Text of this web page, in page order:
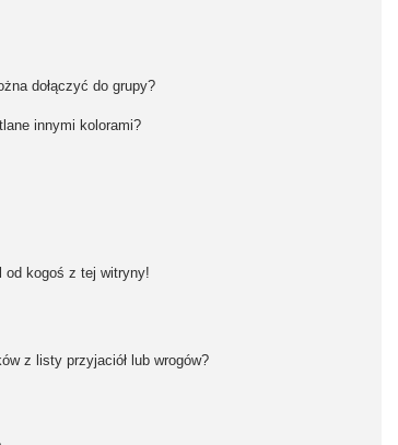
dołączyć do grupy?
innymi kolorami?
od kogoś z tej witryny!
z listy przyjaciół lub wrogów?